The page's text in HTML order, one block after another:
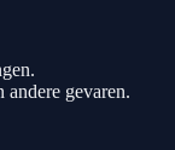
gevaren.